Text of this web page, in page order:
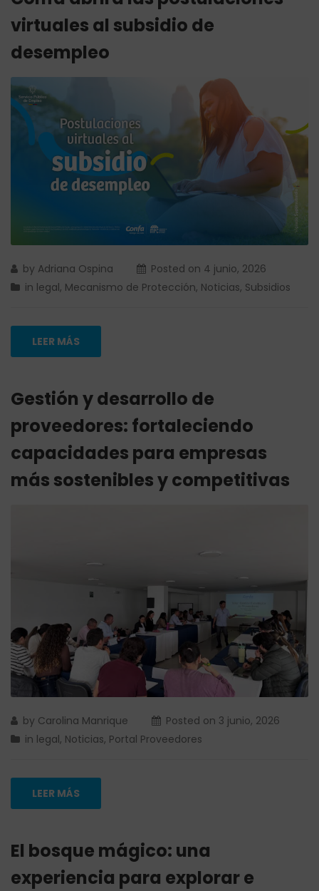
virtuales al subsidio de
desempleo
by Adriana Ospina Posted on 4 junio, 2026
in legal, Mecanismo de Protección, Noticias, Subsidios
LEER MÁS
Gestión y desarrollo de
proveedores: fortaleciendo
capacidades para empresas
más sostenibles y competitivas
by Carolina Manrique Posted on 3 junio, 2026
in legal, Noticias, Portal Proveedores
LEER MÁS
El bosque mágico: una
experiencia para explorar e